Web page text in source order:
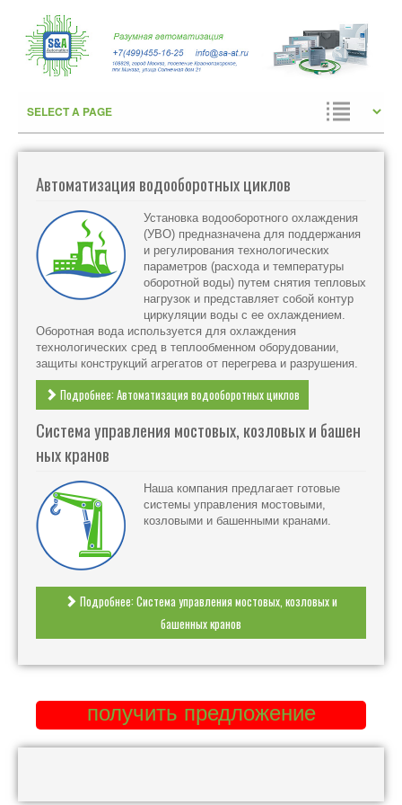
Автоматизация водооборотных циклов
Установка водооборотного охлаждения
(УВО) предназначена для поддержания
и регулирования технологических
параметров (расхода и температуры
оборотной воды) путем снятия тепловых
нагрузок и представляет собой контур
циркуляции воды с ее охлаждением.
Оборотная вода используется для охлаждения
технологических сред в теплообменном оборудовании,
защиты конструкций агрегатов от перегрева и разрушения.
Подробнее: Автоматизация водооборотных циклов
Система управления мостовых, козловых и башен
ных кранов
Наша компания предлагает готовые
системы управления мостовыми,
козловыми и башенными кранами.
Подробнее: Система управления мостовых, козловых и
башенных кранов
получить предложение